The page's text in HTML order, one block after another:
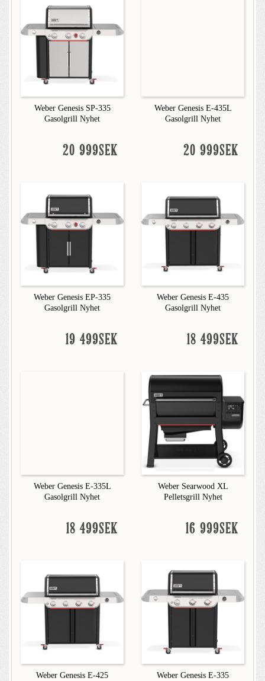
Weber Genesis SP-335
Gasolgrill Nyhet
20 999SEK
Weber Genesis E-435L
Gasolgrill Nyhet
20 999SEK
Weber Genesis EP-335
Gasolgrill Nyhet
19 499SEK
Weber Genesis E-435
Gasolgrill Nyhet
18 499SEK
Weber Genesis E-335L
Gasolgrill Nyhet
18 499SEK
Weber Searwood XL
Pelletsgrill Nyhet
16 999SEK
Weber Genesis E-425
Weber Genesis E-335